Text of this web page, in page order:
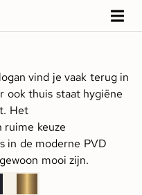
vind je vaak terug in
ook thuis staat hygiëne
Het
keuze
in de moderne PVD
mooi zijn.